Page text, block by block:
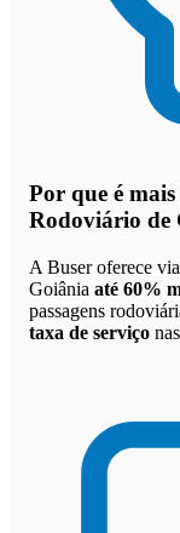
Por que é
Rodoviário de
A Buser oferece
Goiânia até 60%
passagens
taxa de serviço